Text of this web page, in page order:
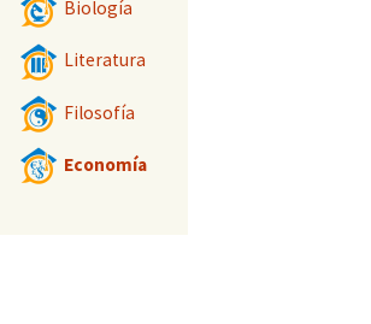
Biología
Literatura
Filosofía
Economía